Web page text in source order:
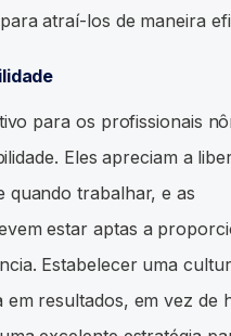
atraí-los de maneira
para os profissionais
Eles apreciam a
quando trabalhar, e as
estar aptas a
Estabelecer uma
resultados, em vez de